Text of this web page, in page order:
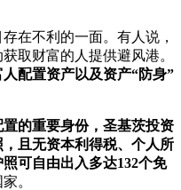
在不利的一面。有人说，
取财富的人提供避风港。
配置资产以及资产“防身”
的重要身份，圣基茨投资
且无资本利得税、个人所
可自由出入多达132个免
。